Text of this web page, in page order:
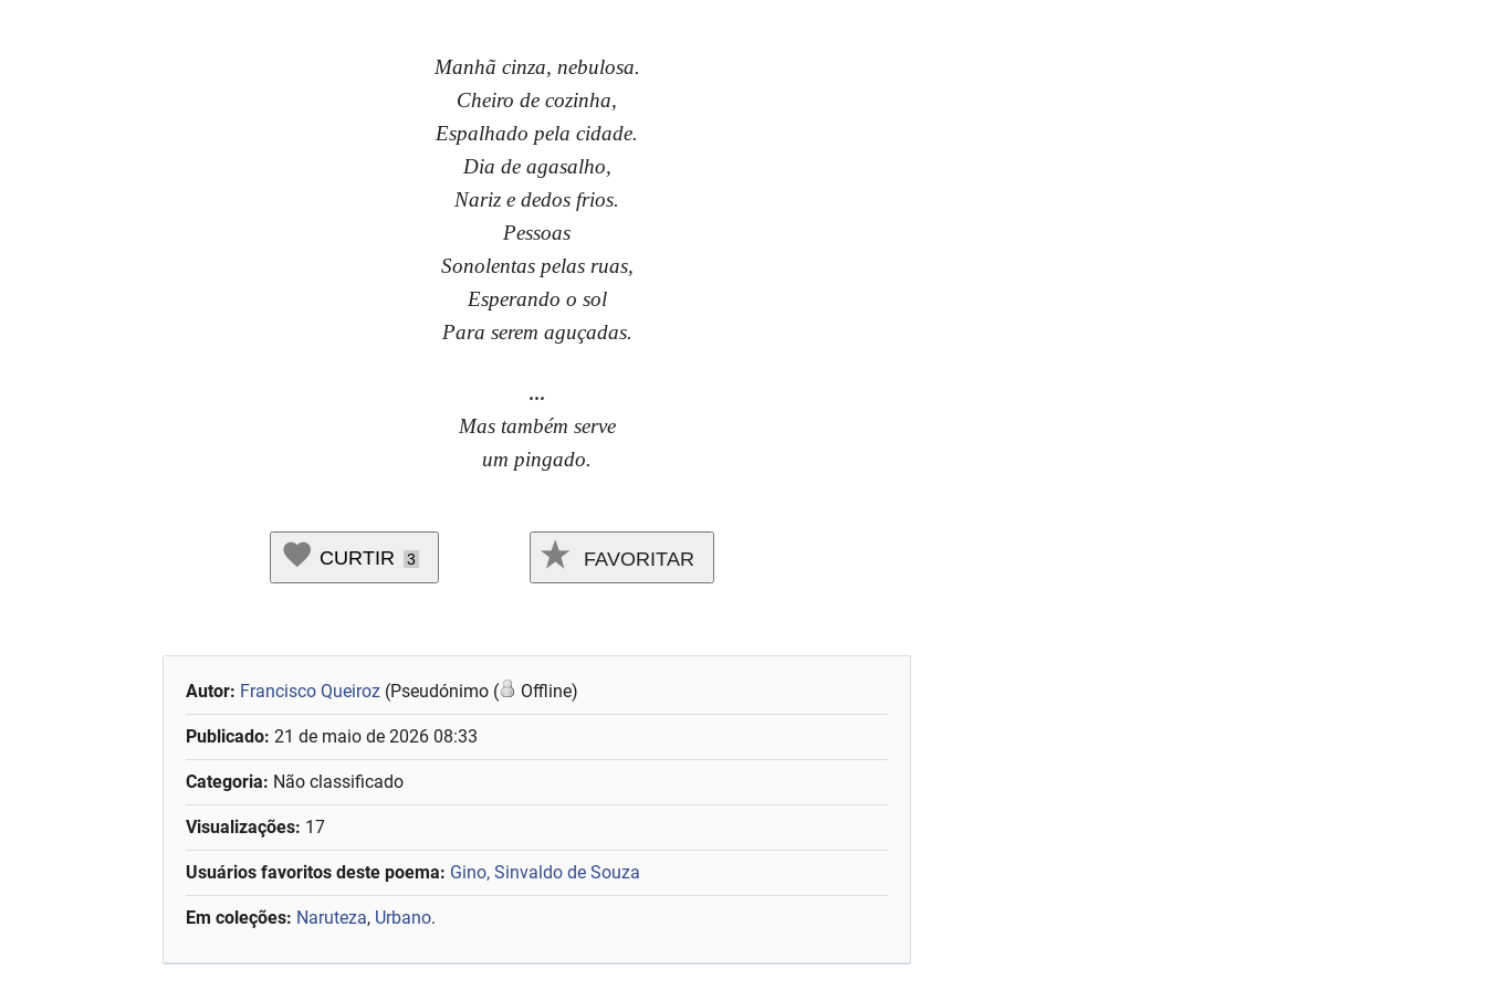
Manhã cinza, nebulosa.
Cheiro de cozinha,
Espalhado pela cidade.
Dia de agasalho,
Nariz e dedos frios.
Pessoas
Sonolentas pelas ruas,
Esperando o sol
Para serem aguçadas.
...
Mas também serve
um pingado.
CURTIR 3 FAVORITAR
Autor: Francisco Queiroz (Pseudónimo ( Offline)
Publicado:21 de maio de 2026 08:33
Categoria: Não classificado
Visualizações: 17
Usuários favoritos deste poema: Gino, Sinvaldo de Souza
Em coleções: Naruteza, Urbano.